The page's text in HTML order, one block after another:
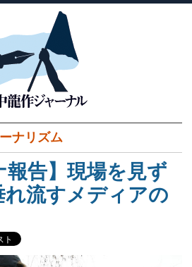
ナリズム
報告】現場を見ず
れ流すメディアの